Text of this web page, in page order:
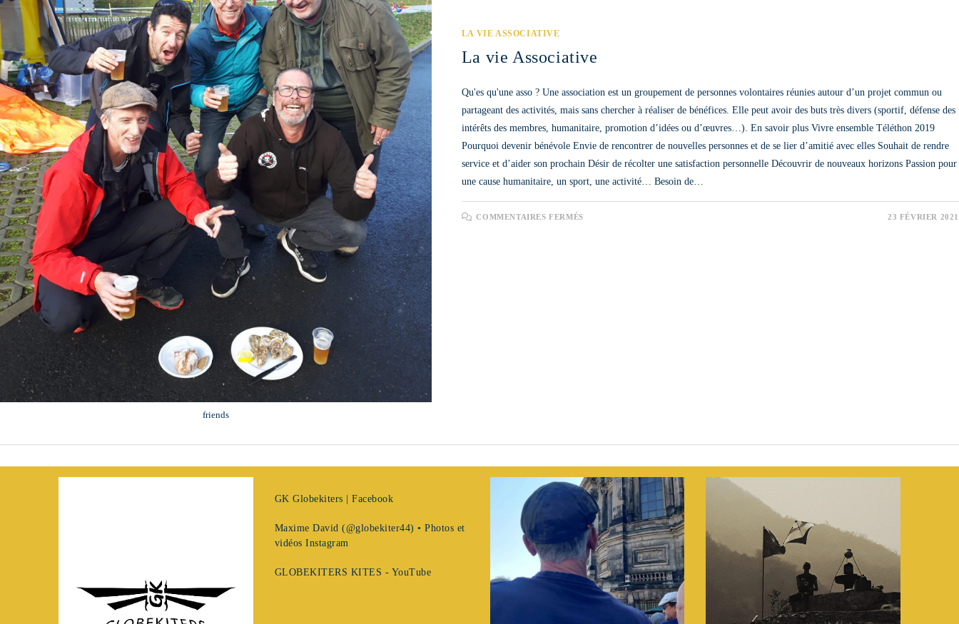
friends
LA VIE ASSOCIATIVE
La vie Associative
Qu'es qu'une asso ? Une association est un groupement de personnes volontaires réunies autour d’un projet commun ou
partageant des activités, mais sans chercher à réaliser de bénéfices. Elle peut avoir des buts très divers (sportif, défense des
intérêts des membres, humanitaire, promotion d’idées ou d’œuvres…). En savoir plus Vivre ensemble Téléthon 2019
Pourquoi devenir bénévole Envie de rencontrer de nouvelles personnes et de se lier d’amitié avec elles Souhait de rendre
service et d’aider son prochain Désir de récolter une satisfaction personnelle Découvrir de nouveaux horizons Passion pour
une cause humanitaire, un sport, une activité… Besoin de…
COMMENTAIRES FERMÉSSUR
23 FÉVRIER 2021
GK Globekiters | Facebook:
vie
Maxime David (@globekiter44) • Photos et
vidéos Instagram
vie
GLOBEKITERS KITES - YouTube: